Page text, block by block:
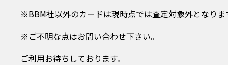
※BBM社以外のカードは現時点では査定対象外となりま
※ご不明な点はお問い合わせ下さい。
ご利用お待ちしております。